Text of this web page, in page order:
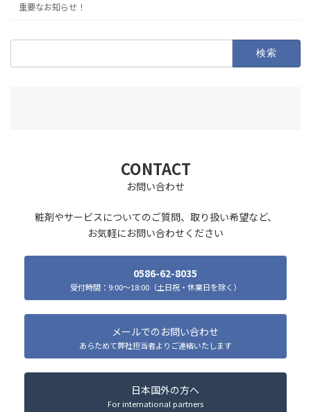
重要なお知らせ！
検
CONTACT
お問い合わせ
粧剤やサービスについてのご質問、取り扱い希望など、
お気軽にお問い合わせください
0586-62-8035
受付時間：9:00～18:00（土日祝・休業日を除く）
メールでのお問い合わせ
あらためて弊社担当者よりご連絡いたします
日本国外の方へ
For international partners